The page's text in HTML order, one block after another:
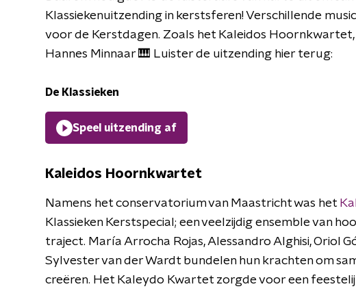
Klassiekenuitzending in kerstsferen! Verschillende
voor de Kerstdagen. Zoals het Kaleidos
Hannes Minnaar 🎹 Luister de uitzending hier terug:
De Klassieken
Speel uitzending af
Kaleidos Hoornkwartet
Namens het conservatorium van Maastricht was het
Klassieken Kerstspecial; een veelzijdig ensemble van
traject. María Arrocha Rojas, Alessandro Alghisi, Oriol
Sylvester van der Wardt bundelen hun krachten om
creëren. Het Kaleydo Kwartet zorgde voor een